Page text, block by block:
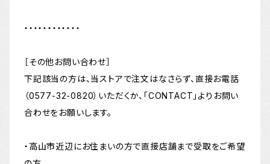
・・・・・・・・・・・・
［その他お問い合わせ］
下記該当の方は、当ストアで注文はなさらず、直接お電話
（0577-32-0820）いただくか、「CONTACT」よりお問い
合わせをお願いします。
・高山市近辺にお住まいの方で直接店舗まで受取をご希望